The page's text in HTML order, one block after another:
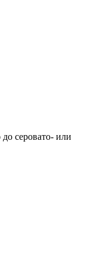
серовато- или